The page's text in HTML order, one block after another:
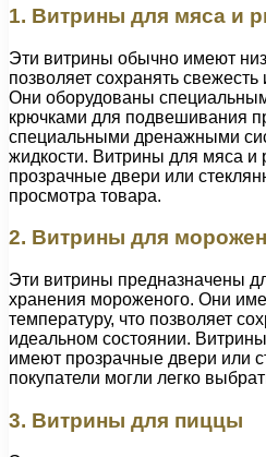
1. Витрины для мяса и
Эти витрины обычно имеют
позволяет сохранять
Они оборудованы
крючками для подвешивания
специальными дренажными
жидкости. Витрины для мяса
прозрачные двери или
просмотра товара.
2. Витрины для
Эти витрины предназначены
хранения мороженого. Они
температуру, что позволяет
идеальном состоянии.
имеют прозрачные двери или
покупатели могли легко
3. Витрины для пиццы